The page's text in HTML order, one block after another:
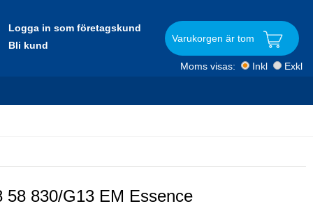
Logga in som företagskund
Bli kund
Varukorgen är tom
Moms visas: Inkl Exkl
58 830/G13 EM Essence